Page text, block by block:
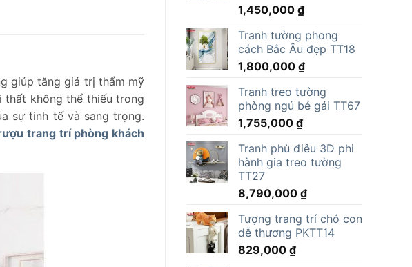
1,450,000 ₫
Tranh tường phong
cách Bắc Âu đẹp TT18
1,800,000 ₫
Tranh treo tường
phòng ngủ bé gái TT67
1,755,000 ₫
Tranh phù điêu 3D phi
hành gia treo tường
TT27
8,790,000 ₫
Tượng trang trí chó con
dễ thương PKTT14
829,000 ₫
giúp tăng giá trị thẩm mỹ
thất không thể thiếu trong
sự tinh tế và sang trọng.
trang trí phòng khách